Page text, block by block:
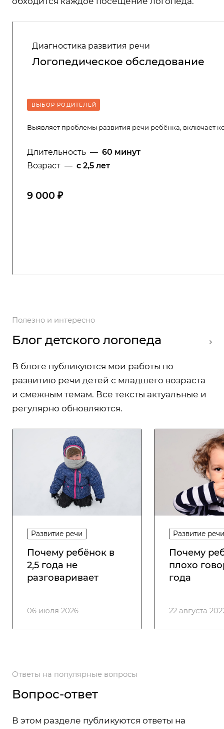
Диагностика развития речи
Логопедическое обследование
ВЫБОР РОДИТЕЛЕЙ
Выявляет проблемы развития речи ребёнка, включает
Длительность — 60 минут
Возраст — с 2,5 лет
9 000 ₽
Полезно и интересно
Блог детского логопеда
В блоге публикуются мои работы по
развитию речи детей с младшего возраста
и смежным темам. Все тексты актуальные и
регулярно обновляются.
Развитие речи
06 июля 2026
Почему ребёнок в
2,5 года не
разговаривает
Развитие речи
22 августа
Почему
плохо
года
Ответы на популярные вопросы
Вопрос-ответ
В этом разделе публикуются ответы на